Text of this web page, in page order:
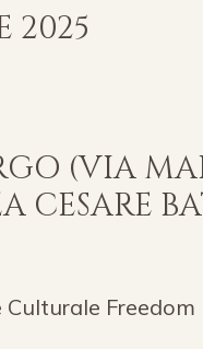
2025
(VIA
CESARE
Culturale Freedom